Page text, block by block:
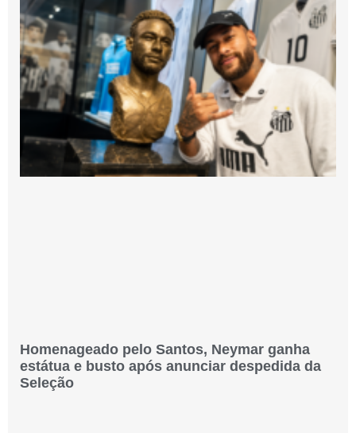
Homenageado pelo Santos, Neymar ganha
estátua e busto após anunciar despedida da
Seleção